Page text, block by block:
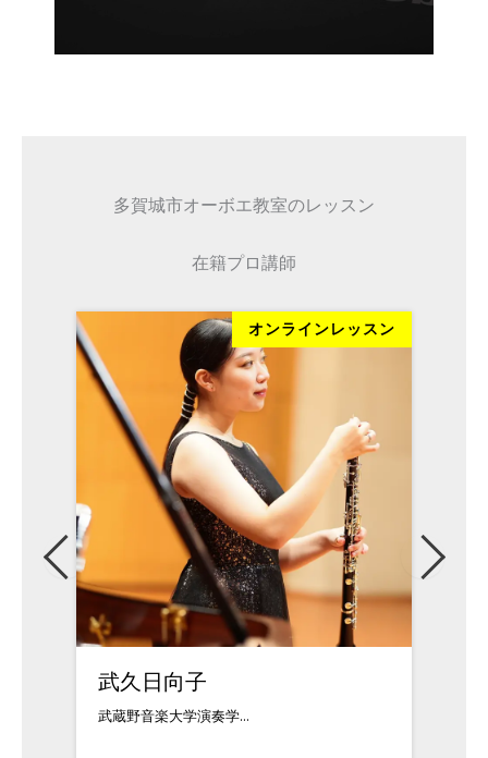
多賀城市オーボエ教室のレッスン
在籍プロ講師
オンラインレッスン
武久日向子
武蔵野音楽大学演奏学...